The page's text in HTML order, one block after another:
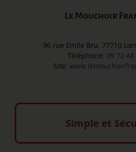
Le Mouchoir
96 rue Emile Bru, 77710
Téléphone: 09 72 48
Site:
Simple et